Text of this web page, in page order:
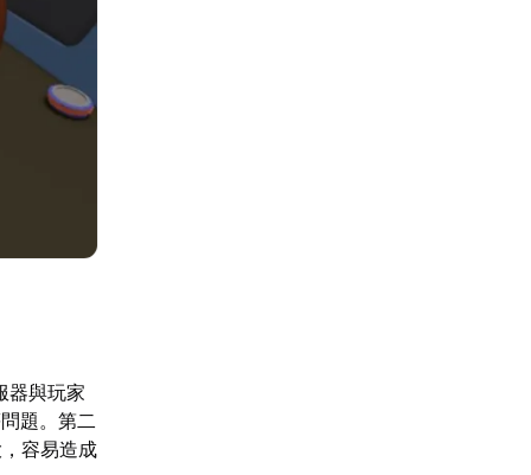
器與玩家
題。第二
容易造成